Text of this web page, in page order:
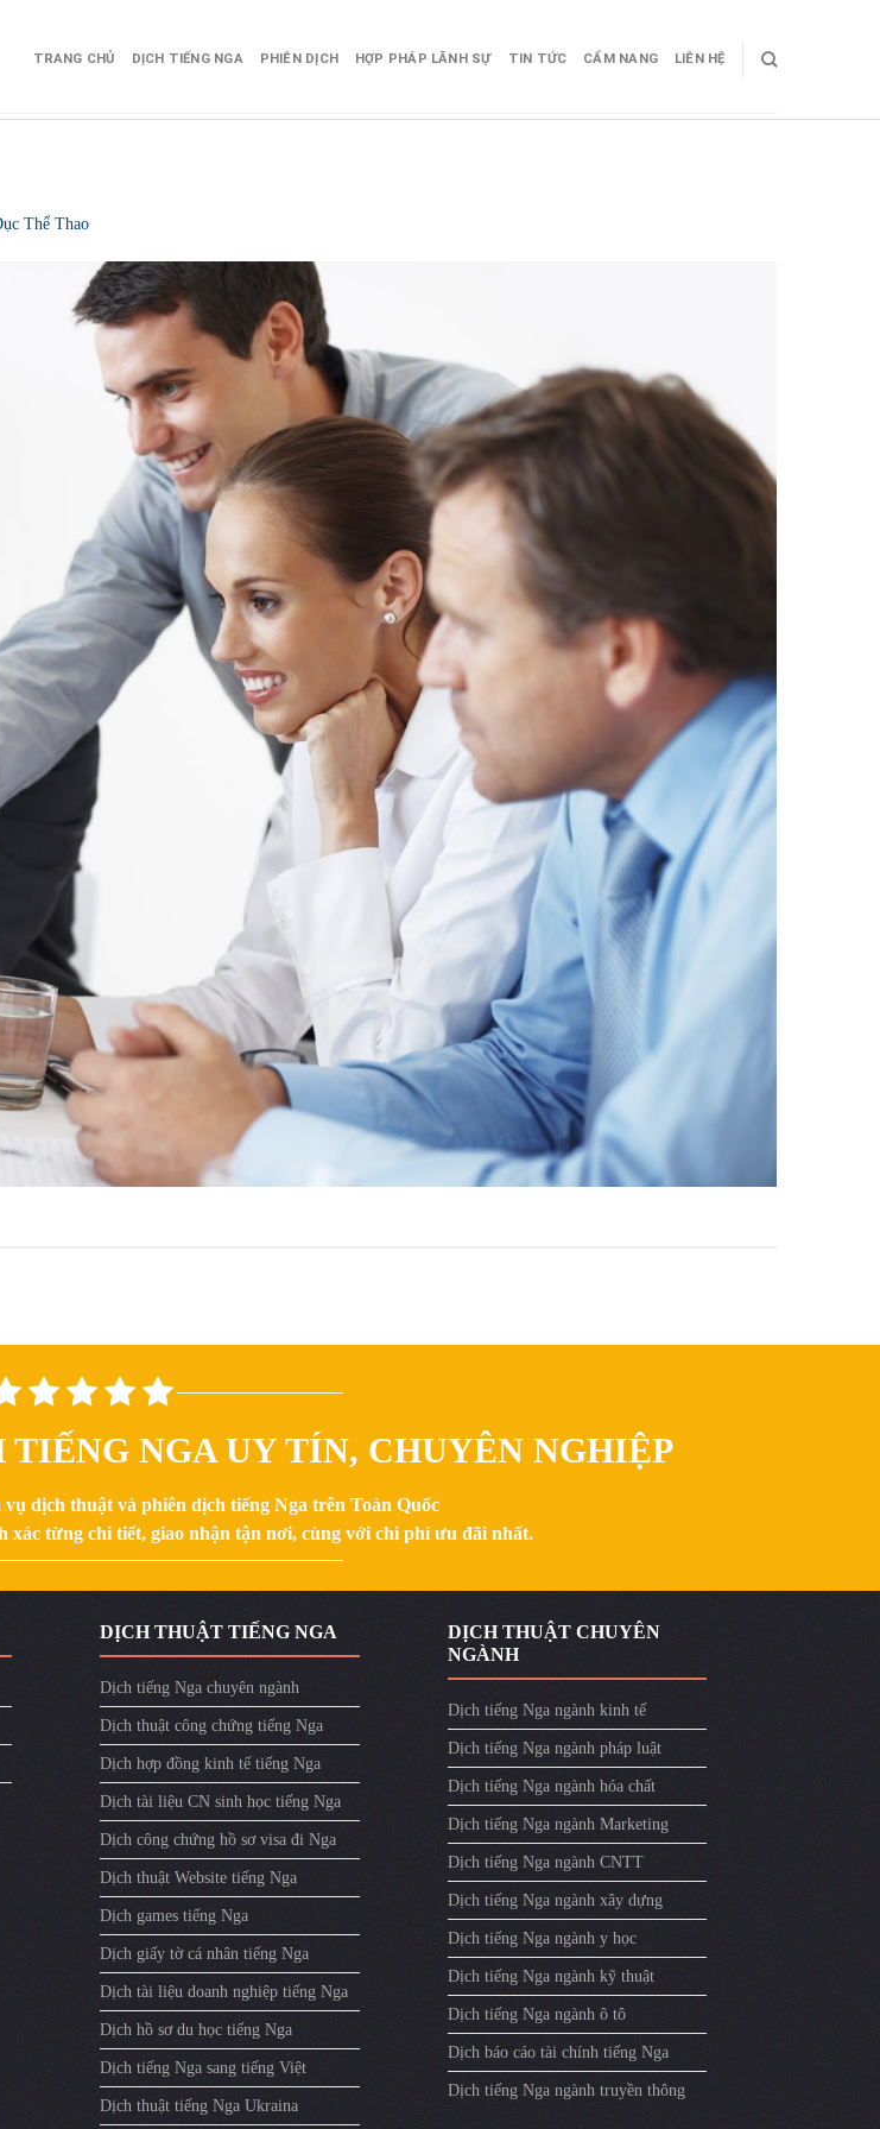
TRANG CHỦ DỊCH TIẾNG NGA PHIÊN DỊCH HỢP PHÁP LÃNH SỰ TIN TỨC CẨM NANG LIÊN HỆ
Thể Thao
NGA UY TÍN, CHUYÊN NGHIỆP
dịch thuật và phiên dịch tiếng Nga trên Toàn Quốc
từng chi tiết, giao nhận tận nơi, cùng với chi phí ưu đãi nhất.
DỊCH THUẬT TIẾNG NGA
Dịch tiếng Nga chuyên ngành
Dịch thuật công chứng tiếng Nga
Dịch hợp đồng kinh tế tiếng Nga
Dịch tài liệu CN sinh học tiếng Nga
Dịch công chứng hồ sơ visa đi Nga
Dịch thuật Website tiếng Nga
Dịch games tiếng Nga
Dịch giấy tờ cá nhân tiếng Nga
Dịch tài liệu doanh nghiệp tiếng Nga
Dịch hồ sơ du học tiếng Nga
Dịch tiếng Nga sang tiếng Việt
Dịch thuật tiếng Nga Ukraina
DỊCH THUẬT CHUYÊN
NGÀNH
Dịch tiếng Nga ngành kinh tế
Dịch tiếng Nga ngành pháp luật
Dịch tiếng Nga ngành hóa chất
Dịch tiếng Nga ngành Marketing
Dịch tiếng Nga ngành CNTT
Dịch tiếng Nga ngành xây dựng
Dịch tiếng Nga ngành y học
Dịch tiếng Nga ngành kỹ thuật
Dịch tiếng Nga ngành ô tô
Dịch báo cáo tài chính tiếng Nga
Dịch tiếng Nga ngành truyền thông